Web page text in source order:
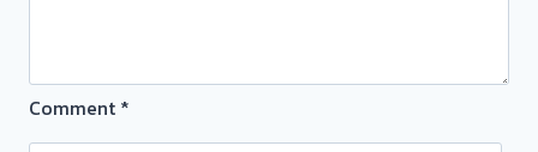
เงิน
ไม่
Comment *